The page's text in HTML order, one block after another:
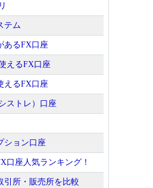
テム
あるFX口座
えるFX口座
えるFX口座
ストレ）口座
ション口座
口座人気ランキング！
引所・販売所を比較